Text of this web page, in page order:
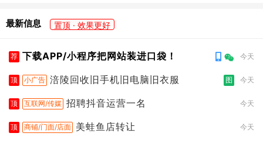
最新信息 置顶 · 效果更好
荐 下载APP/小程序把网站装进口袋！ 今天
顶 小广告 涪陵回收旧手机旧电脑旧衣服 图 今天
顶 互联网/传媒 招聘抖音运营一名 今天
顶 商铺/门面/店面 美蛙鱼店转让 今天